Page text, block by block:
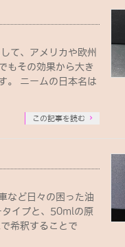
て、アメリカや欧州
もその効果から大き
。 ニームの日本名は
この記事を読む
など日々の困った油
イプと、50mlの原
希釈することで